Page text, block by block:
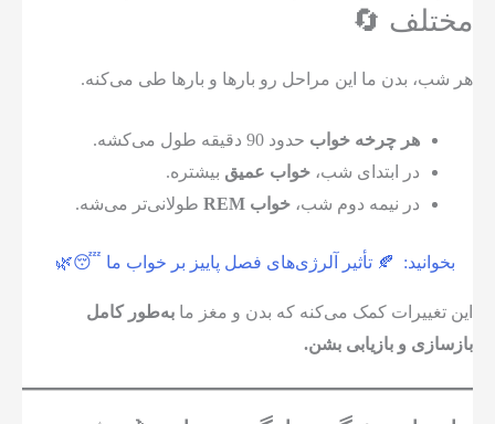
مختلف 🔄
هر شب، بدن ما این مراحل رو بارها و بارها طی می‌کنه.
هر چرخه خواب حدود 90 دقیقه طول می‌کشه.
در ابتدای شب، خواب عمیق بیشتره.
در نیمه دوم شب، خواب REM طولانی‌تر می‌شه.
بخوانید: 🍂 تأثیر آلرژی‌های فصل پاییز بر خواب ما 😴🌿
این تغییرات کمک می‌کنه که بدن و مغز ما به‌طور کامل
بازسازی و بازیابی بشن.